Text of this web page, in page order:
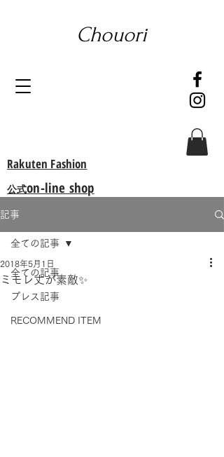
Chouori
Rakuten Fashion
公式on-line shop
記事
全ての記事
プレス記事
RECOMMEND ITEM
全ての記事
ミモレ丈が素敵✨
2018年5月1日